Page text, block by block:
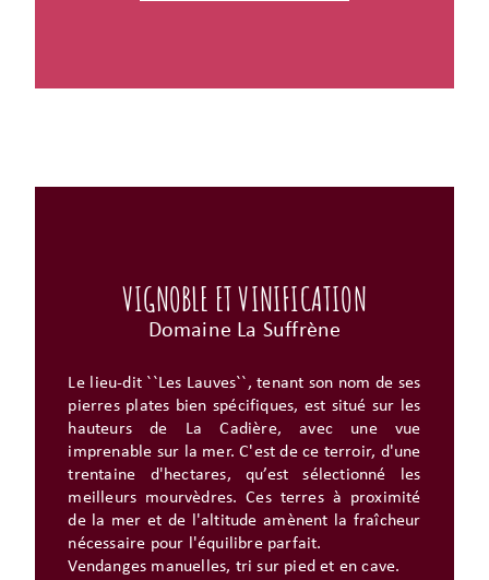
VIGNOBLE ET VINIFICATION
Domaine La Suffrène
Le lieu-dit ``Les Lauves``, tenant son nom de ses
pierres plates bien spécifiques, est situé sur les
hauteurs de La Cadière, avec une vue
imprenable sur la mer. C'est de ce terroir, d'une
trentaine d'hectares, qu’est sélectionné les
meilleurs mourvèdres. Ces terres à proximité
de la mer et de l'altitude amènent la fraîcheur
nécessaire pour l'équilibre parfait.
Vendanges manuelles, tri sur pied et en cave.